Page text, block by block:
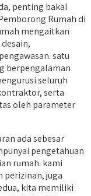
penting bakal
Rumah di
mengaitkan
satu
berpengalaman
seluruh
serta
oleh parameter
ada sebesar
pengetahuan
rumah. kami
perizinan, juga
kita memiliki